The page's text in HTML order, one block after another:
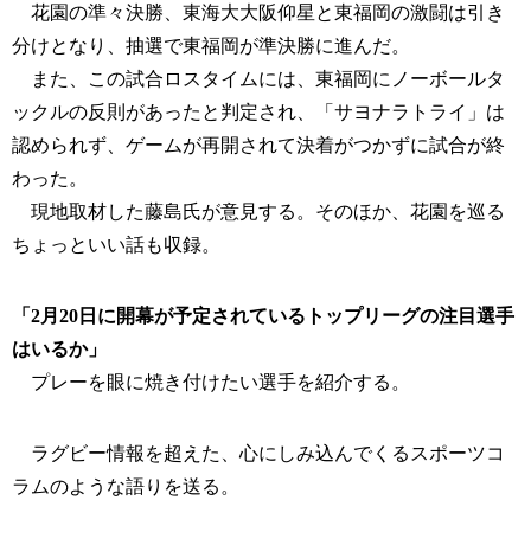
花園の準々決勝、東海大大阪仰星と東福岡の激闘は引き
分けとなり、抽選で東福岡が準決勝に進んだ。
また、この試合ロスタイムには、東福岡にノーボールタ
ックルの反則があったと判定され、「サヨナラトライ」は
認められず、ゲームが再開されて決着がつかずに試合が終
わった。
現地取材した藤島氏が意見する。そのほか、花園を巡る
ちょっといい話も収録。
「2月20日に開幕が予定されているトップリーグの注目選手
はいるか」
プレーを眼に焼き付けたい選手を紹介する。
ラグビー情報を超えた、心にしみ込んでくるスポーツコ
ラムのような語りを送る。